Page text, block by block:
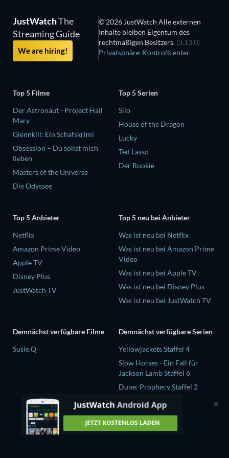
JustWatchThe
Streaming Guide
We are hiring!
© 2026 JustWatch Alle externen
Inhalte bleiben Eigentum des
rechtmäßigen Besitzers. (3.13.0)
Privatsphäre-Kontrollcenter
Top 5 Filme
Der Astronaut - Project Hail
Mary
Glennkill: Ein Schafskrimi
Obsession – Du sollst mich
lieben
Masters of the Universe
Die Odyssee
Top 5 Serien
Silo
House of the Dragon
Lucky
Ted Lasso
Der Rookie
Top 5 Anbieter
Netflix
Amazon Prime Video
Apple TV
Disney Plus
JustWatch TV
Top 5 neu bei Anbieter
Was ist neu bei Netflix
Was ist neu bei Amazon Prime
Video
Was ist neu bei Apple TV
Was ist neu bei Disney Plus
Was ist neu bei JustWatch TV
Demnächst verfügbare Filme
Susie Q
Demnächst verfügbare Serien
Yellowjackets Staffel 4
Slow Horses - Ein Fall für
Jackson Lamb Staffel 6
Dune: Prophecy Staffel 2
The Gentlemen Staffel 2
Love Is Blind: UK Staffel 3